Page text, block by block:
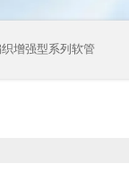
增强型系列软管